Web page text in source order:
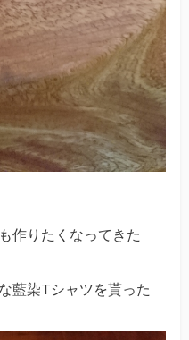
作りたくなってきた
藍染Tシャツを貰った